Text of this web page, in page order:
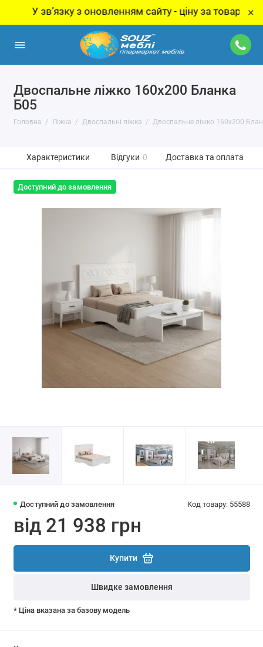
звʼязку з оновленням сайту - ціну за товар ×
Двоспальне ліжко 160x200 Бланка
Б05
Головна Ліжка Двоспальні ліжка Двоспальне ліжко 160x200
Характеристики Відгуки 0 Доставка та оплата
Доступний до замовлення
Доступний до замовлення Код товару: 55588
від 21 938 грн
Купити
Швидке замовлення
* Ціна вказана за базову модель